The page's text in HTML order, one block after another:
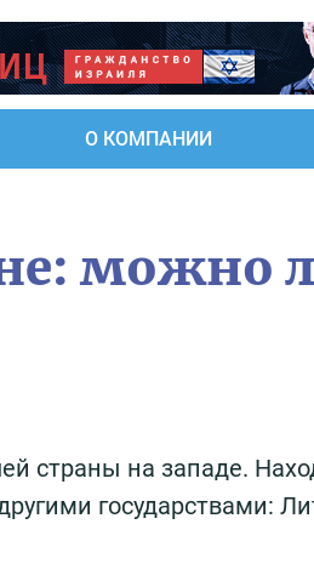
О КОМПАНИИ
можно
страны на западе.
государствами: